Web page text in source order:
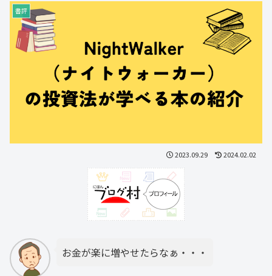
書評
2023.09.29 2024.02.02
お金が楽に増やせたらなぁ・・・